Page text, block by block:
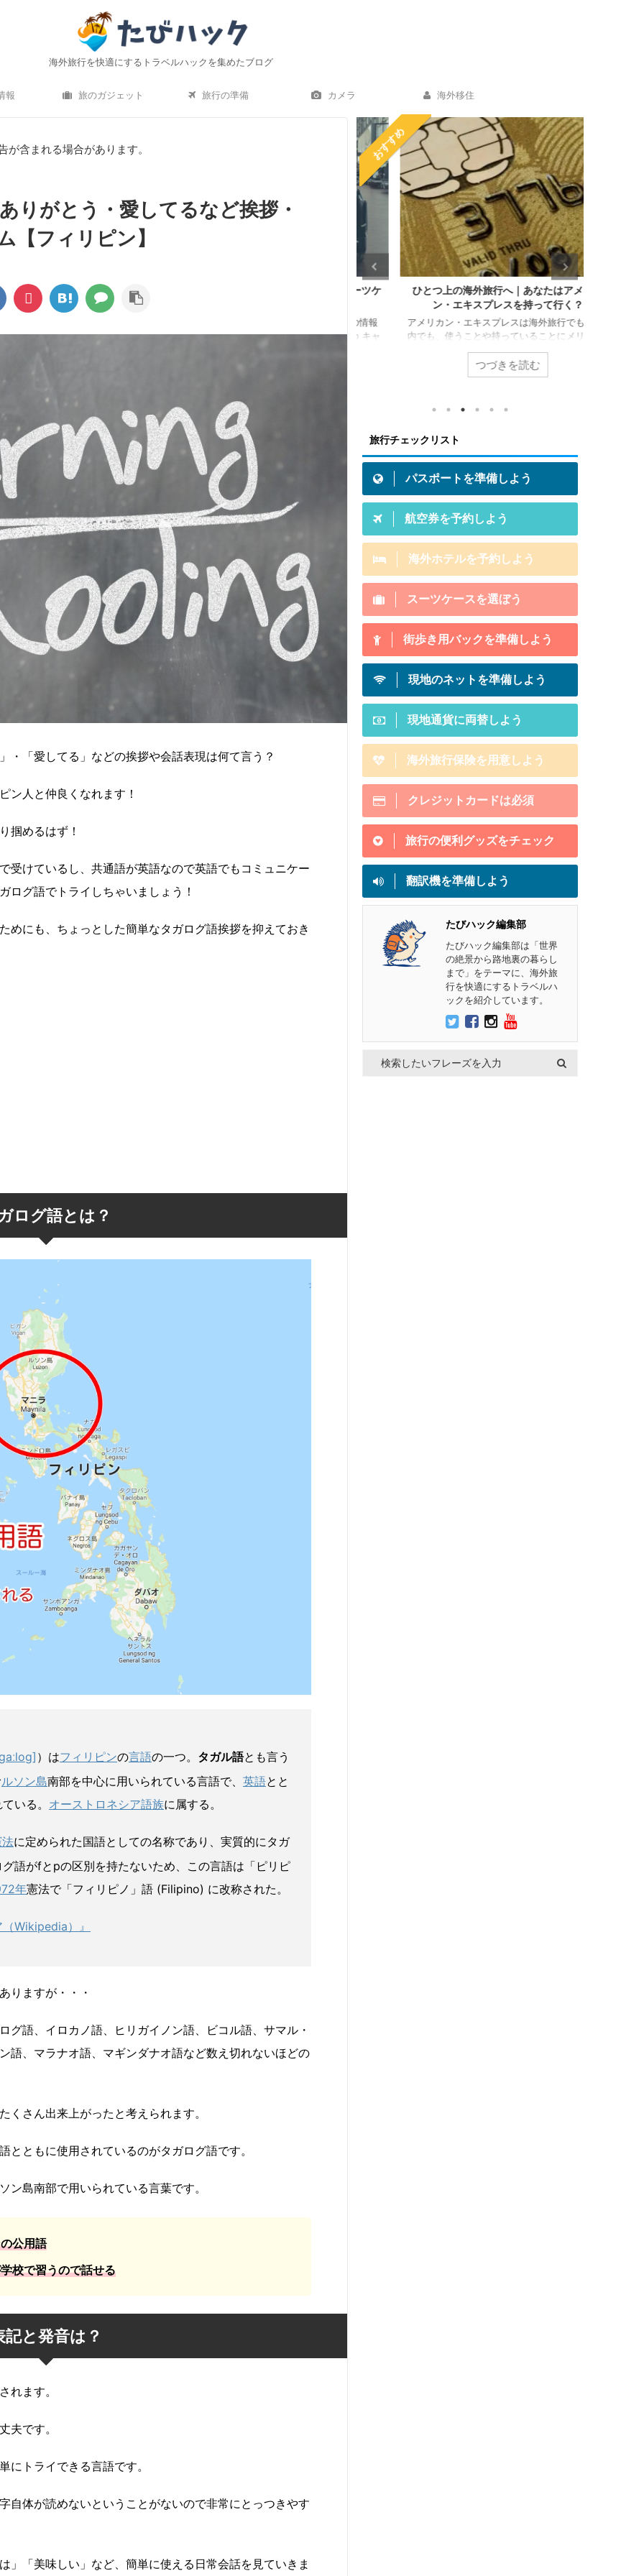
海外旅行を快適にするトラベルハックを集めたブログ
報 旅のガジェット 旅行の準備 カメラ 海外移住
が含まれる場合があります。
りがとう・愛してるなど挨拶・
【フィリピン】
・「愛してる」などの挨拶や会話表現は何て言う？
ン人と仲良くなれます！
掴めるはず！
受けているし、共通語が英語なので英語でもコミュニケー
ログ語でトライしちゃいましょう！
めにも、ちょっとした簡単なタガログ語挨拶を抑えておき
ログ語とは？
）はフィリピンの言語の一つ。 タガル語とも言う
ルソン島南部を中心に用いられている言語で、 英語とと
いる。 オーストロネシア語族に属する。
に定められた国語としての名称であり、実質的にタガ
語がfとpの区別を持たないため、この言語は「ピリピ
年憲法で「フィリピノ」語 (Filipino) に改称された。
Wikipedia）』
りますが・・・
グ語、イロカノ語、ヒリガイノン語、ビコル語、サマル・
語、マラナオ語、マギンダナオ語など数え切れないほどの
さん出来上がったと考えられます。
ともに使用されているのがタガログ語です。
島南部で用いられている言葉です。
公用語
校で習うので話せる
記と発音は？
れます。
夫です。
にトライできる言語です。
自体が読めないということがないので非常にとっつきやす
」「美味しい」など、簡単に使える日常会話を見ていきま
おすすめ
水中撮影レビュー｜海
すめ？初心者でも使い
野で絶大な人気を誇る
良い点と残念な点を書い
2019.5.17追記 DJIから、
ョンカム「Osmo
した。 こちらは、GoPro
ぶれ補正などの性能が良
オススメの水中カメラで
に更新しました。 政府が支援する「Go To キャ
ておくことは大切です。 もし機内持ち込みでき
るサイズをオーバーしてしまうと、預け荷物と
して預けることになり、高額な追加料金が発生
してしまいます。 近年特に、重量チェックの厳
しいLCC路線も増えてきているので注意が必要
です。 せっかく「G ...
ひとつ上の海外旅行へ｜あなたはアメリカ
ン・エキスプレスを持って行く？
アメリカン・エキスプレスは海外旅行でも、国
内でも、使うことや持っていることにメリット
ン・エキスプレスが提供している特典（海外旅
行保険や提携ホテル無料宿泊など）は持ってい
ドを持って旅行に行くメリットがあるか否かの
参考記事です。 結論から言うと「これまでの海
外旅行をグレードアップさせるクレカ」それが
アメ ...
つづきを読む
旅行チェックリスト
パスポートを準備しよう
航空券を予約しよう
海外ホテルを予約しよう
スーツケースを選ぼう
街歩き用バックを準備しよう
現地のネットを準備しよう
現地通貨に両替しよう
海外旅行保険を用意しよう
クレジットカードは必須
旅行の便利グッズをチェック
翻訳機を準備しよう
たびハック編集部
たびハック編集部は「世界
の絶景から路地裏の暮らし
まで」をテーマに、海外旅
行を快適にするトラベルハ
ックを紹介しています。